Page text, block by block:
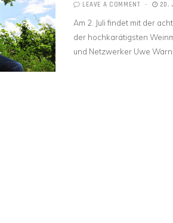
LEAVE A COMMENT 20.
Am 2. Juli findet mit der
der hochkarätigsten
und Netzwerker Uwe